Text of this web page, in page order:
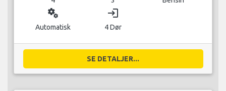
miscellaneous_services
Automatisk
login
4 Dør
SE DETALJER...